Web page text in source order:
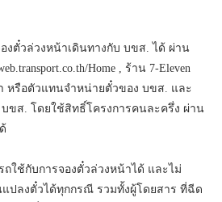
งตั๋วล่วงหน้าเดินทางกับ บขส. ได้ ผ่าน
Home , ร้าน 7-Eleven
หรือตัวแทนจำหน่ายตั๋วของ บขส. และ
ขส. โดยใช้สิทธิ์โครงการคนละครึ่ง ผ่าน
ใช้กับการจองตั๋วล่วงหน้าได้ และไม่
แปลงตั๋วได้ทุกกรณี รวมทั้งผู้โดยสาร ที่ฉีด